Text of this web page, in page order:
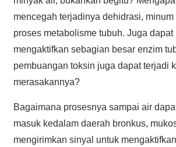
mencegah terjadinya dehidrasi,
proses metabolisme tubuh. Juga
mengaktifkan sebagian besar enzim
pembuangan toksin juga dapat terjadi
merasakannya?
Bagaimana prosesnya sampai air
masuk kedalam daerah bronkus,
mengirimkan sinyal untuk